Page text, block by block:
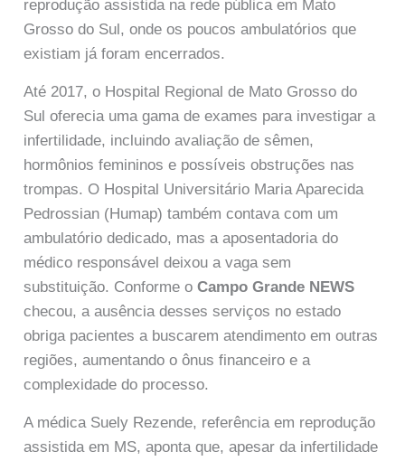
reprodução assistida na rede pública em Mato
Grosso do Sul, onde os poucos ambulatórios que
existiam já foram encerrados.
Até 2017, o Hospital Regional de Mato Grosso do
Sul oferecia uma gama de exames para investigar a
infertilidade, incluindo avaliação de sêmen,
hormônios femininos e possíveis obstruções nas
trompas. O Hospital Universitário Maria Aparecida
Pedrossian (Humap) também contava com um
ambulatório dedicado, mas a aposentadoria do
médico responsável deixou a vaga sem
substituição. Conforme oCampo Grande NEWS
checou, a ausência desses serviços no estado
obriga pacientes a buscarem atendimento em outras
regiões, aumentando o ônus financeiro e a
complexidade do processo.
A médica Suely Rezende, referência em reprodução
assistida em MS, aponta que, apesar da infertilidade